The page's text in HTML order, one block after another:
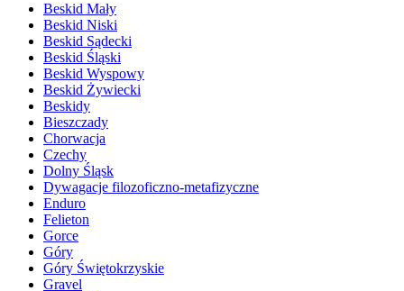
Beskid Mały
Beskid Niski
Beskid Sądecki
Beskid Śląski
Beskid Wyspowy
Beskid Żywiecki
Beskidy
Bieszczady
Chorwacja
Czechy
Dolny Śląsk
Dywagacje filozoficzno-metafizyczne
Enduro
Felieton
Gorce
Góry
Góry Świętokrzyskie
Gravel